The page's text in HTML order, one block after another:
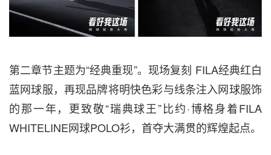
第二章节主题为“经典重现”。现场复刻 FILA经典红白
蓝网球服，再现品牌将明快色彩与线条注入网球服饰
的那一年，更致敬“瑞典球王”比约·博格身着FILA
WHITELINE网球POLO衫，首夺大满贯的辉煌起点。